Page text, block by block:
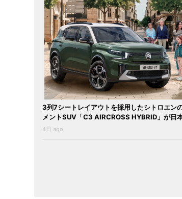
3列7シートレイアウトを採用したシトロエン
メントSUV「C3 AIRCROSS HYBRID」が日
4日 ago